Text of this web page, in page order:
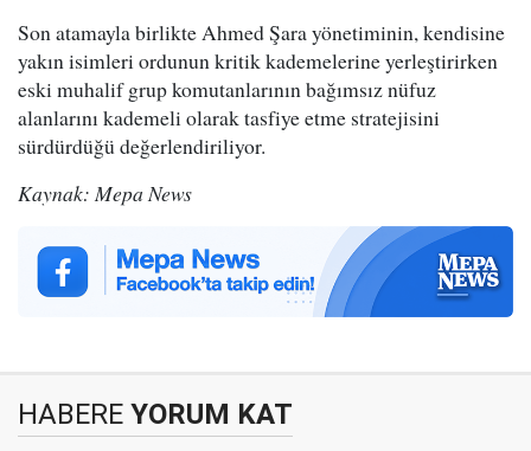
Son atamayla birlikte Ahmed Şara yönetiminin, kendisine
yakın isimleri ordunun kritik kademelerine yerleştirirken
eski muhalif grup komutanlarının bağımsız nüfuz
alanlarını kademeli olarak tasfiye etme stratejisini
sürdürdüğü değerlendiriliyor.
Kaynak: Mepa News
HABERE YORUM KAT